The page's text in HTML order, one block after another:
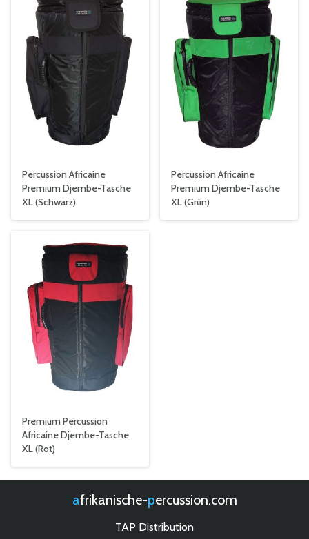
Percussion Africaine
Premium Djembe-Tasche
XL (Schwarz)
Percussion Africaine
Premium Djembe-Tasche
XL (Grün)
Premium Percussion
Africaine Djembe-Tasche
XL (Rot)
afrikanische- percussion.com
TAP Distribution